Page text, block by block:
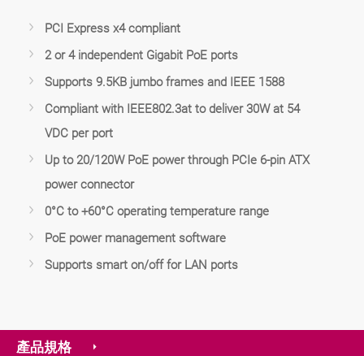
PCI Express x4 compliant
2 or 4 independent Gigabit PoE ports
Supports 9.5KB jumbo frames and IEEE 1588
Compliant with IEEE802.3at to deliver 30W at 54
VDC per port
Up to 20/120W PoE power through PCIe 6-pin ATX
power connector
0°C to +60°C operating temperature range
PoE power management software
Supports smart on/off for LAN ports
產品規格